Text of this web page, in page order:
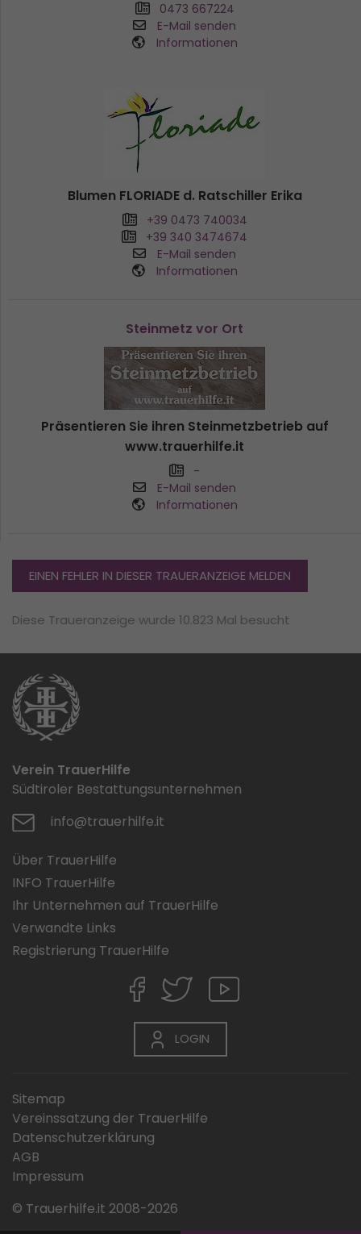
0473 667224
E-Mail senden
Informationen
Blumen FLORIADE d. Ratschiller Erika
+39 0473 740034
+39 340 3474674
E-Mail senden
Informationen
Steinmetz vor Ort
Präsentieren Sie ihren Steinmetzbetrieb auf
www.trauerhilfe.it
-
E-Mail senden
Informationen
EINEN FEHLER IN DIESER TRAUERANZEIGE MELDEN
Diese Traueranzeige wurde 10.823 Mal besucht
Verein TrauerHilfe
Südtiroler Bestattungsunternehmen
info@trauerhilfe.it
Über TrauerHilfe
INFO TrauerHilfe
Ihr Unternehmen auf TrauerHilfe
Verwandte Links
Registrierung TrauerHilfe
LOGIN
Sitemap
Vereinssatzung der TrauerHilfe
Datenschutzerklärung
AGB
Impressum
© Trauerhilfe.it 2008-2026